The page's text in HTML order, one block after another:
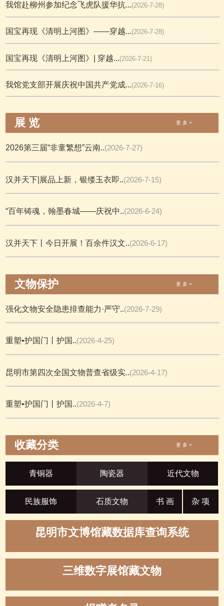
我馆赴柳州参加纪念飞虎队援华抗...(2026-7-28)
国宝再现《清明上河图》——穿越...(2026-7-28)
国宝再现《清明上河图》| 穿越...(2026-7-21)
我馆党支部开展庆祝中国共产党成...(2026-7-16)
展 览 更 多 +
2026第三届“非童繁想”云南..(2026-7-27)
汉并天下|展品上新，银缕玉衣即..(2026-7-15)
“百年铸魂，翰墨春城——庆祝中..(2026-6-24)
汉并天下丨今日开展！百余件汉文..(2026-6-17)
文物保护 更 多 +
强化文物安全隐患排查能力·严守..(2026-7-29)
重塑•护国门丨护国..(2026-4-25)
昆明市第四次全国文物普查省级实..(2026-4-17)
重塑•护国门丨护国..(2026-4-7)
收藏分类 更 多 +
青铜器 陶瓷器 近代文物
民族服饰 石质文物 书 画 杂 项
昆明市文博馆藏数据库查询系统
三维数字展馆藏文物